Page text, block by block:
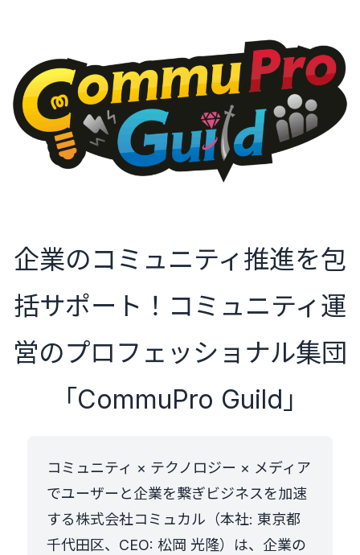
企業のコミュニティ推進を包
括サポート！コミュニティ運
営のプロフェッショナル集団
「CommuPro Guild」
コミュニティ × テクノロジー × メディア
でユーザーと企業を繋ぎビジネスを加速
する株式会社コミュカル（本社: 東京都
千代田区、CEO: 松岡 光隆）は、企業の